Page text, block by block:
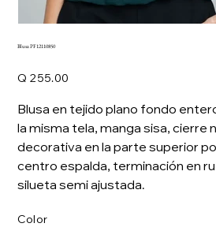
Blusa PF12110850
Q 255.00
Blusa en tejido plano fondo
la misma tela, manga sisa, cierre
decorativa en la parte superior
centro espalda, terminación en
silueta semi ajustada.
Color